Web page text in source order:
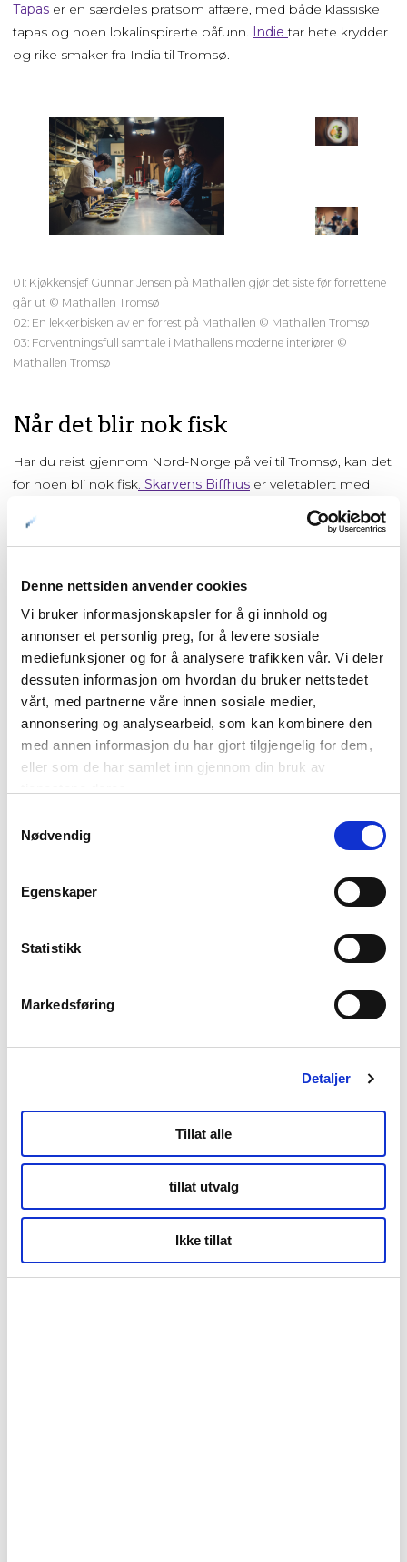
Denne nettsiden anvender cookies
Vi bruker informasjonskapsler for å gi innhold og
annonser et personlig preg, for å levere sosiale
mediefunksjoner og for å analysere trafikken vår. Vi deler
dessuten informasjon om hvordan du bruker nettstedet
vårt, med partnerne våre innen sosiale medier,
annonsering og analysearbeid, som kan kombinere den
med annen informasjon du har gjort tilgjengelig for dem,
eller som de har samlet inn gjennom din bruk av
Nødvendig
Egenskaper
Statistikk
Markedsføring
Detaljer
Tillat alle
tillat utvalg
Ikke tillat
Tapas er en særdeles pratsom affære, med både klassiske
tapas og noen lokalinspirerte påfunn. Indietar hete krydder
og rike smaker fra India til Tromsø.
01: Kjøkkensjef Gunnar Jensen på Mathallen gjør det siste før forrettene
går ut © Mathallen Tromsø
02: En lekkerbisken av en forrest på Mathallen © Mathallen Tromsø
03: Forventningsfull samtale i Mathallens moderne interiører ©
Mathallen Tromsø
Når det blir nok fisk
Har du reist gjennom Nord-Norge på vei til Tromsø, kan det
for noen bli nok fisk. Skarvens Biffhus er veletablert med
mange venner lokalt. I tillegg til biffer stekt slik du liker den,
er de kjent for kjelår og geitebiff, godbiter fra et altfor
underkjent dyr.Bardus er en internasjonal bistro med
Gå sherpatrappa i Tromsø
Tromsø